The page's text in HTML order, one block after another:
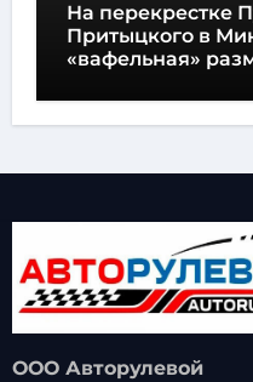
На перекрестке
Притыцкого в
«вафельная»
ООО Авторулевой